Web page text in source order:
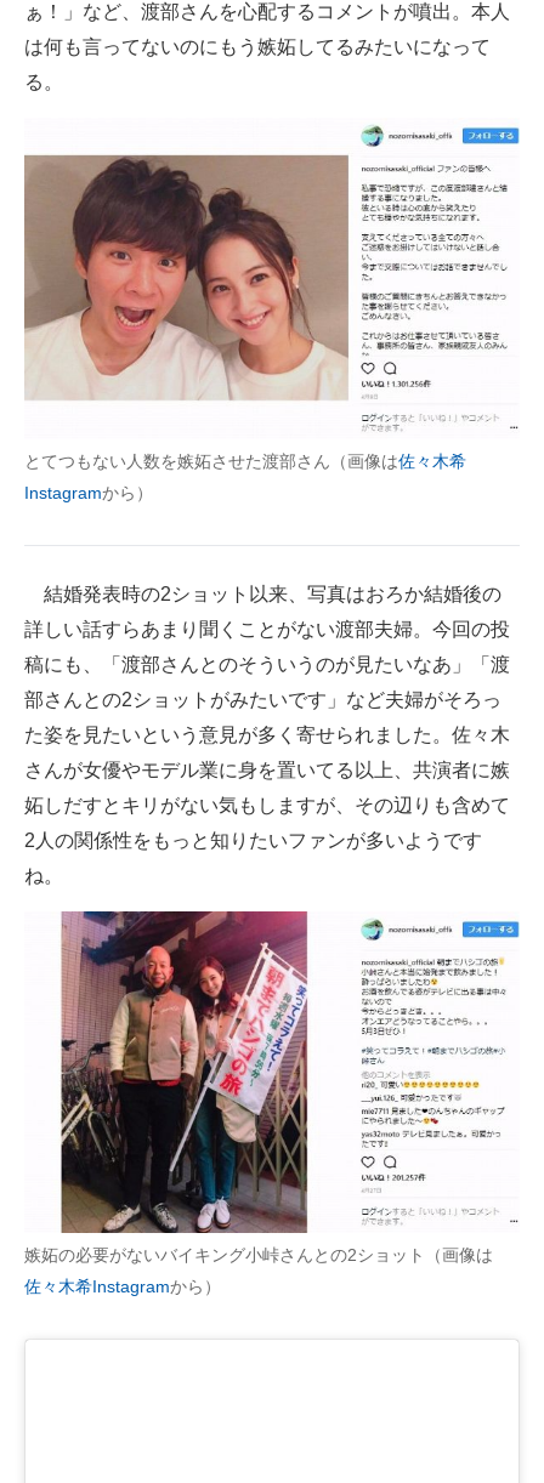
ぁ！」など、渡部さんを心配するコメントが噴出。本人
は何も言ってないのにもう嫉妬してるみたいになって
る。
とてつもない人数を嫉妬させた渡部さん（画像は佐々木希
Instagramから）
結婚発表時の2ショット以来、写真はおろか結婚後の
詳しい話すらあまり聞くことがない渡部夫婦。今回の投
稿にも、「渡部さんとのそういうのが見たいなあ」「渡
部さんとの2ショットがみたいです」など夫婦がそろっ
た姿を見たいという意見が多く寄せられました。佐々木
さんが女優やモデル業に身を置いてる以上、共演者に嫉
妬しだすとキリがない気もしますが、その辺りも含めて
2人の関係性をもっと知りたいファンが多いようです
ね。
嫉妬の必要がないバイキング小峠さんとの2ショット（画像は
佐々木希Instagramから）